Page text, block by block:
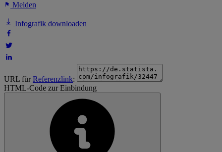
Melden
Infografik downloaden
URL fürReferenzlink:
HTML-Code zur Einbindung